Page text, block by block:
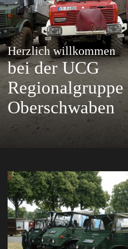
Herzlich willkommen
bei der UCG
Regionalgruppe
Oberschwaben